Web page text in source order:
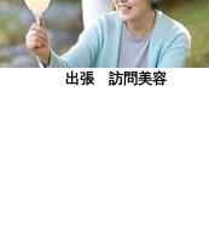
出張 訪問美容